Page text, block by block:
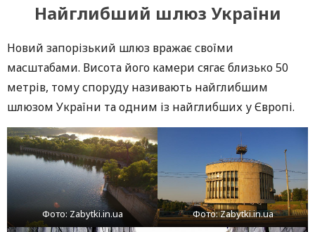
Найглибший шлюз України
Новий запорізький шлюз вражає своїми
масштабами. Висота його камери сягає близько 50
метрів, тому споруду називають найглибшим
шлюзом України та одним із найглибших у Європі.
Фото: Zabytki.in.ua Фото: Zabytki.in.ua